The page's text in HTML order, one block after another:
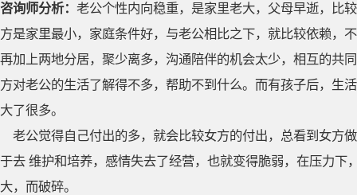
咨询师分析： 老公个性内向稳重，是家里老大，父母早逝，比
方是家里最小，家庭条件好，与老公相比之下，就比较依赖，
再加上两地分居，聚少离多，沟通陪伴的机会太少，相互的共
方对老公的生活了解得不多，帮助不到什么。而有孩子后，生
大了很多。
老公觉得自己付出的多，就会比较女方的付出，总看到女方
于去 维护和培养，感情失去了经营，也就变得脆弱，在压力
大，而破碎。